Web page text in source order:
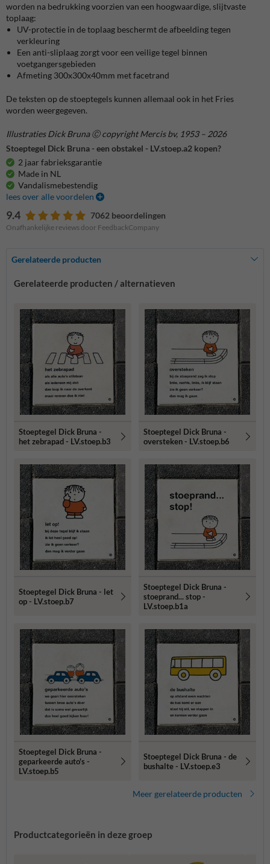
worden na bedrukking voorzien van een hoogwaardige, slijtvaste
toplaag:
UV-protectie in de toplaag beschermt de afbeelding tegen
verkleuring
Een anti-sliplaag zorgt voor een veilige tegel binnen
voetgangersgebieden
Afmeting 300x300x40mm met facetrand
De teksten op de stoeptegels kunnen allemaal ook in het Fries
worden weergegeven.
Illustraties Dick Bruna Ⓒ copyright Mercis bv, 1953 – 2026
Stoeptegel Dick Bruna - een obstakel - LV.stoep.a2 kopen?
2 jaar fabrieksgarantie
Made in NL
Vandalismebestendig
lees over alle voordelen
9.4 7062 beoordelingen
Onafhankelijke reviews door FeedbackCompany
Gerelateerde producten
Gerelateerde producten / alternatieven
Stoeptegel Dick Bruna -
het zebrapad - LV.stoep.b3
Stoeptegel Dick Bruna -
oversteken - LV.stoep.b6
Stoeptegel Dick Bruna - let
op - LV.stoep.b7
Stoeptegel Dick Bruna -
stoeprand... stop -
LV.stoep.b1a
Stoeptegel Dick Bruna -
geparkeerde auto's -
LV.stoep.b5
Stoeptegel Dick Bruna - de
bushalte - LV.stoep.e3
Meer gerelateerde producten
Productcategorieën in deze groep